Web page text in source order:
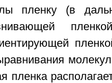
пленку (в
пленка